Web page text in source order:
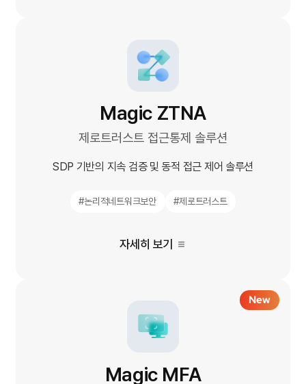
Magic ZTNA
제로트러스트 접근통제 솔루션
SDP 기반의 지속 검증 및 동적 접근 제어 솔루션
#논리적네트워크보안 #제로트러스트
자세히 보기
Magic MFA